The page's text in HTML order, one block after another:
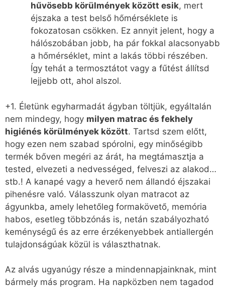
hűvösebb körülmények között esik, mert
éjszaka a test belső hőmérséklete is
fokozatosan csökken. Ez annyit jelent, hogy a
hálószobában jobb, ha pár fokkal alacsonyabb
a hőmérséklet, mint a lakás többi részében.
Így tehát a termosztátot vagy a fűtést állítsd
lejjebb ott, ahol alszol.
+1. Életünk egyharmadát ágyban töltjük, egyáltalán
nem mindegy, hogy milyen matrac és fekhely
higiénés körülmények között. Tartsd szem előtt,
hogy ezen nem szabad spórolni, egy minőségibb
termék bőven megéri az árát, ha megtámasztja a
tested, elvezeti a nedvességed, felveszi az alakod…
stb.! A kanapé vagy a heverő nem állandó éjszakai
pihenésre való. Válasszunk olyan matracot az
ágyunkba, amely lehetőleg formakövető, memória
habos, esetleg többzónás is, netán szabályozható
keménységű és az erre érzékenyebbek antiallergén
tulajdonságúak közül is választhatnak.
Az alvás ugyanúgy része a mindennapjainknak, mint
bármely más program. Ha napközben nem tagadod